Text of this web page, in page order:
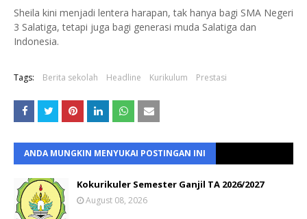
Sheila kini menjadi lentera harapan, tak hanya bagi SMA Negeri
3 Salatiga, tetapi juga bagi generasi muda Salatiga dan
Indonesia.
Tags: Berita sekolah Headline Kurikulum Prestasi
ANDA MUNGKIN MENYUKAI POSTINGAN INI
Kokurikuler Semester Ganjil TA 2026/2027
August 08, 2026